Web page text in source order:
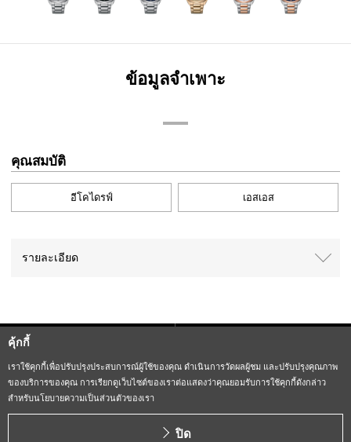
คุ้กกี้
เราใช้คุกกี้เพื่อปรับปรุงประสบการณ์ผู้ใช้ของคุณ ดำเนินการวัดผลผู้ชม และปรับปรุงคุณภาพ
ของบริการของคุณ การเรียกดูเว็บไซต์ของเราต่อแสดงว่าคุณยอมรับการใช้คุกกี้ดังกล่าว
สำหรับนโยบายความเป็นส่วนตัวของเรา
ปิด
ข้อมูลจำเพาะ
คุณสมบัติ
อีโคไดรฟ์ เอสเอส
รายละเอียด
CITIZEN (H.K.) Privacy Policy
Copyright CITIZEN WATCH CO., LTD
ALL RIGHTS RESERVED.